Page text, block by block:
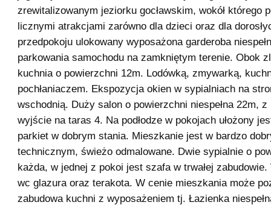
zrewitalizowanym jeziorku gocławskim, wokół którego
licznymi atrakcjami zarówno dla dzieci oraz dla
przedpokoju ulokowany wyposażona garderoba
parkowania samochodu na zamkniętym terenie. Obok
kuchnia o powierzchni 12m. Lodówką, zmywarką,
pochłaniaczem. Ekspozycja okien w sypialniach na
wschodnią. Duży salon o powierzchni niespełna 22m,
wyjście na taras 4. Na podłodze w pokojach ułożony
parkiet w dobrym stania. Mieszkanie jest w bardzo
technicznym, świeżo odmalowane. Dwie sypialnie o
każda, w jednej z pokoi jest szafa w trwałej zabudowie.
wc glazura oraz terakota. W cenie mieszkania może
zabudowa kuchni z wyposażeniem tj. Łazienka